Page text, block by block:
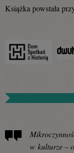
Książka powstała
w kulturze –